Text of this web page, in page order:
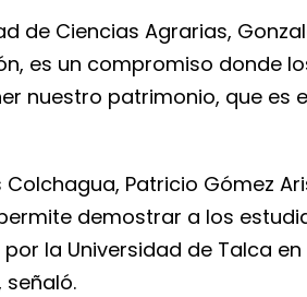
de Ciencias Agrarias,
es un compromiso donde
nuestro patrimonio, que es
Patricio Gómez
demostrar a los
la Universidad de Talca
señaló.